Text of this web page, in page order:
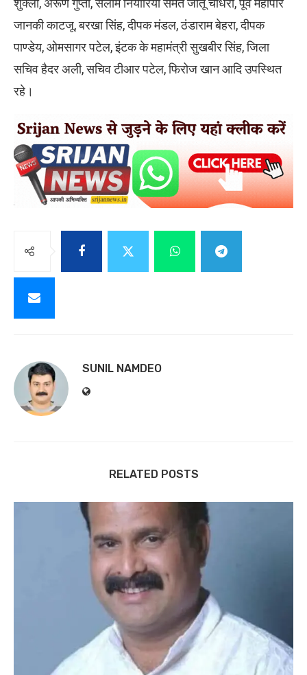
शुक्ला, अरूण गुप्ता, सलीम नियारिया समेत जीतू चौधरी, पूर्व महापौर
जानकी काटजू, बरखा सिंह, दीपक मंडल, ठंडाराम बेहरा, दीपक
पाण्डेय, ओमसागर पटेल, इंटक के महामंत्री सुखबीर सिंह, जिला
सचिव हैदर अली, सचिव टीआर पटेल, फिरोज खान आदि उपस्थित
रहे।
SUNIL NAMDEO
RELATED POSTS